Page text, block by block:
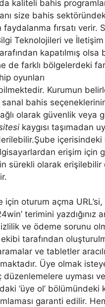
kaliteli bahis
size bahis
fırsatı verir.
Teknolojileri ve İletişim
kapatılmış olsa
de farklı bölgelerdeki
oyunları
Kurumun
sanal bahis
olarak güvenlik veya
kaygısı taşımadan
içerisindeki
erişim için
sürekli olarak erişilebilir
için oturum açma URL’si,
terimini yazdığınız
ve ödeme sorunu
tarafından
ve tabletler
Üye olmak
düzenlemelere uyması
‘üye ol’ bölümündeki
garanti edilir.